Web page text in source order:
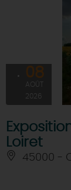
08
AOÛT
2026
Loiret
45000 -